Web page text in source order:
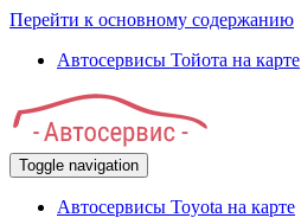
Перейти к основному содержанию
Автосервисы Тойота на карте
Toggle navigation
Автосервисы Toyota на карте